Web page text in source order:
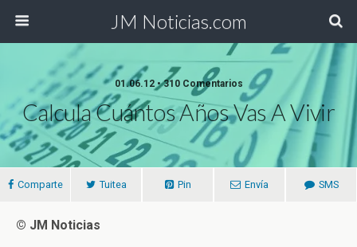
JM Noticias.com
01.06.12 • 310 Comentarios
Calcula Cuántos Años Vas A Vivir
Comparte Tuitea Pin Envía SMS
© JM Noticias